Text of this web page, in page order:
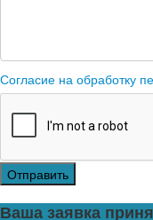
Согласие на обработку
Отправить
Ваша заявка